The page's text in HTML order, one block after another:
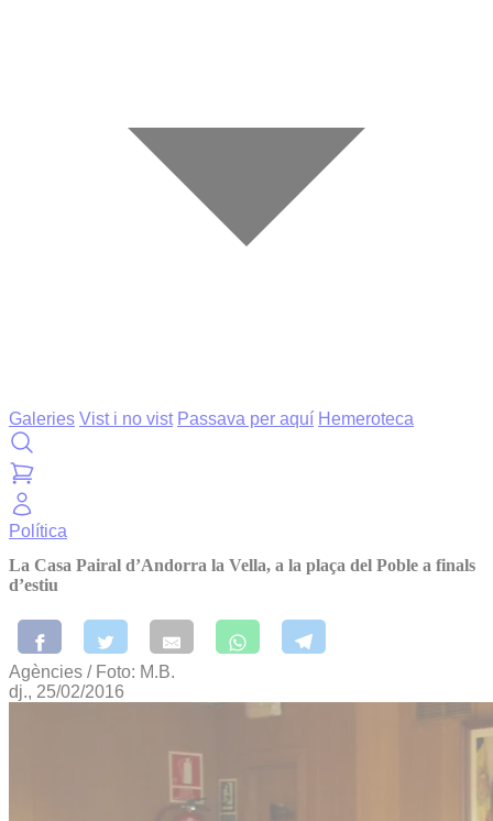
Galeries Vist i no vist Passava per aquí Hemeroteca
Política
La Casa Pairal d’Andorra la Vella, a la plaça del Poble a finals
d’estiu
Agències / Foto: M.B.
dj., 25/02/2016